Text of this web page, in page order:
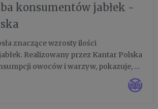
konsumentów jabłek -
znaczące wzrosty ilości
Realizowany przez Kantar Polska
owoców i warzyw, pokazuje, że
odnotowano zimą, porównując